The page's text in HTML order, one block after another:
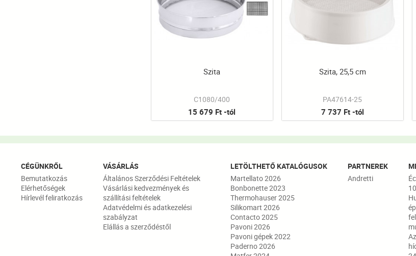
Szita
C1080/400
15 679 Ft -tól
Szita, 25,5 cm
PA47614-25
7 737 Ft -tól
CÉGÜNKRŐL
Bemutatkozás
Elérhetőségek
Hírlevél feliratkozás
VÁSÁRLÁS
Általános Szerződési Feltételek
Vásárlási kedvezmények és
szállítási feltételek
Adatvédelmi és adatkezelési
szabályzat
Elállás a szerződéstől
LETÖLTHETŐ KATALÓGUSOK
Martellato 2026
Bonbonette 2023
Thermohauser 2025
Silikomart 2026
Contacto 2025
Pavoni 2026
Pavoni gépek 2022
Paderno 2026
PARTNEREK
Andretti